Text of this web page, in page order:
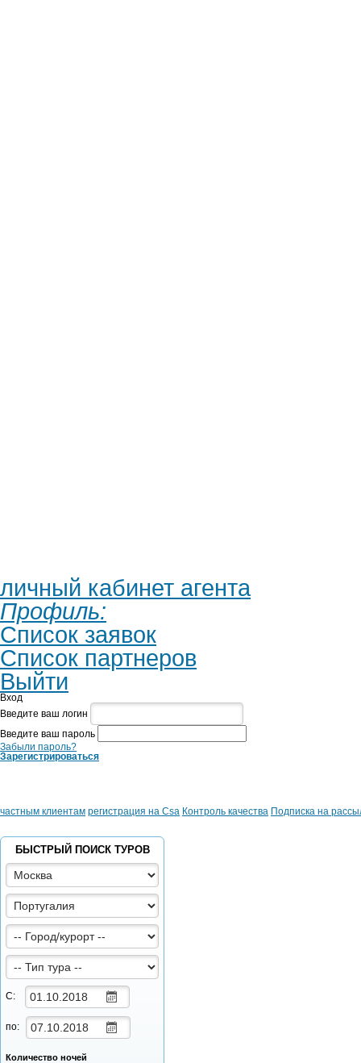
личный кабинет агента
Профиль:
Список заявок
Список партнеров
Выйти
Вход
Введите ваш логин
Введите ваш пароль
Забыли пароль?
Зарегистрироваться
частным клиентам регистрация на Csa Контроль качества Подписка на
БЫСТРЫЙ ПОИСК ТУРОВ
С:
по:
Количество ночей